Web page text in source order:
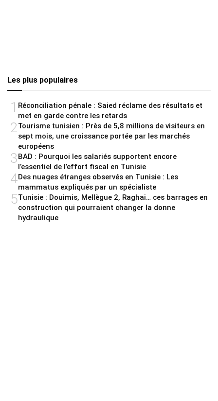
Les plus populaires
1 Réconciliation pénale : Saied réclame des résultats et
met en garde contre les retards
2Tourisme tunisien : Près de 5,8 millions de visiteurs en
sept mois, une croissance portée par les marchés
européens
3BAD : Pourquoi les salariés supportent encore
l’essentiel de l’effort fiscal en Tunisie
4Des nuages étranges observés en Tunisie : Les
mammatus expliqués par un spécialiste
5Tunisie : Douimis, Mellègue 2, Raghai… ces barrages en
construction qui pourraient changer la donne
hydraulique